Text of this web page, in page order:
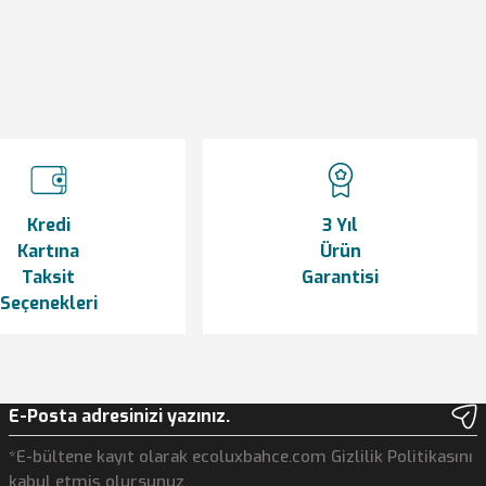
Kredi
Kartına
Taksit
Seçenekleri
3 Yıl
Ürün
Garantisi
*E-bültene kayıt olarak ecoluxbahce.com Gizlilik Politikasını
kabul etmiş olursunuz.